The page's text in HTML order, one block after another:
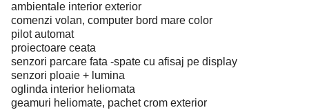
ambientale interior exterior
comenzi volan, computer bord mare color
pilot automat
proiectoare ceata
senzori parcare fata -spate cu afisaj pe display
senzori ploaie + lumina
oglinda interior heliomata
geamuri heliomate, pachet crom exterior